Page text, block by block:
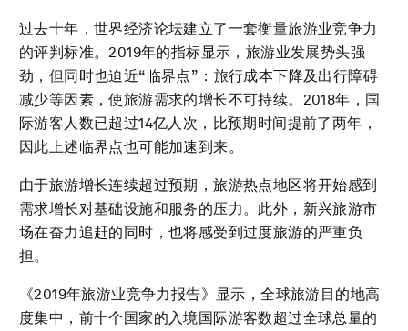
过去十年，世界经济论坛建立了一套衡量旅游业竞争力
的评判标准。2019年的指标显示，旅游业发展势头强
劲，但同时也迫近“临界点”：旅行成本下降及出行障碍
减少等因素，使旅游需求的增长不可持续。2018年，国
际游客人数已超过14亿人次，比预期时间提前了两年，
因此上述临界点也可能加速到来。
由于旅游增长连续超过预期，旅游热点地区将开始感到
需求增长对基础设施和服务的压力。此外，新兴旅游市
场在奋力追赶的同时，也将感受到过度旅游的严重负
担。
《2019年旅游业竞争力报告》显示，全球旅游目的地高
度集中，前十个国家的入境国际游客数超过全球总量的